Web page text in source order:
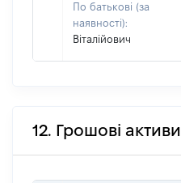
По батькові (за
наявності):
Віталійович
12. Грошові активи